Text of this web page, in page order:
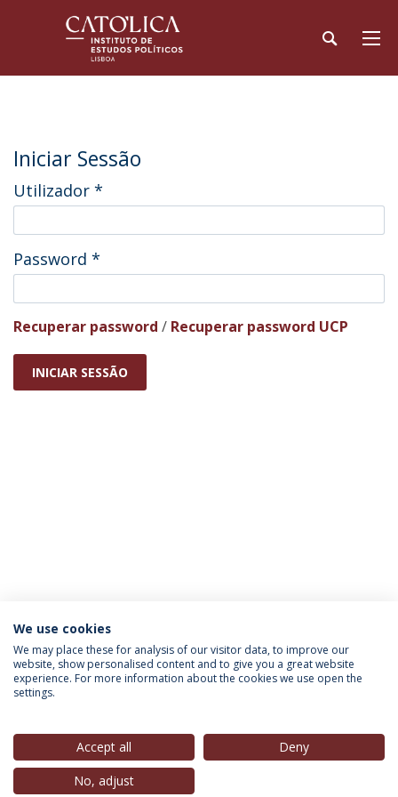
Iniciar Sessão
Utilizador *
Password *
Recuperar password / Recuperar password UCP
INICIAR SESSÃO
INFORMAÇÃO PARA
We use cookies
We may place these for analysis of our visitor data, to improve our
website, show personalised content and to give you a great website
experience. For more information about the cookies we use open the
settings.
Accept all
Deny
No, adjust